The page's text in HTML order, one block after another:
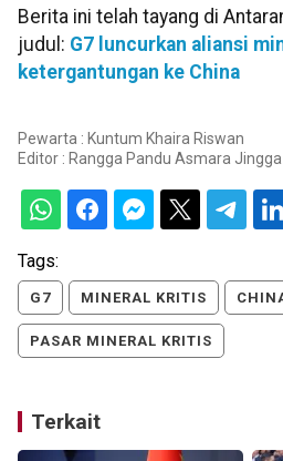
Berita ini telah tayang di
judul: G7 luncurkan aliansi
ketergantungan ke China
Pewarta : Kuntum Khaira Riswan
Editor : Rangga Pandu Asmara Jingga
Tags:
G7 MINERAL KRITIS
PASAR MINERAL KRITIS
Terkait